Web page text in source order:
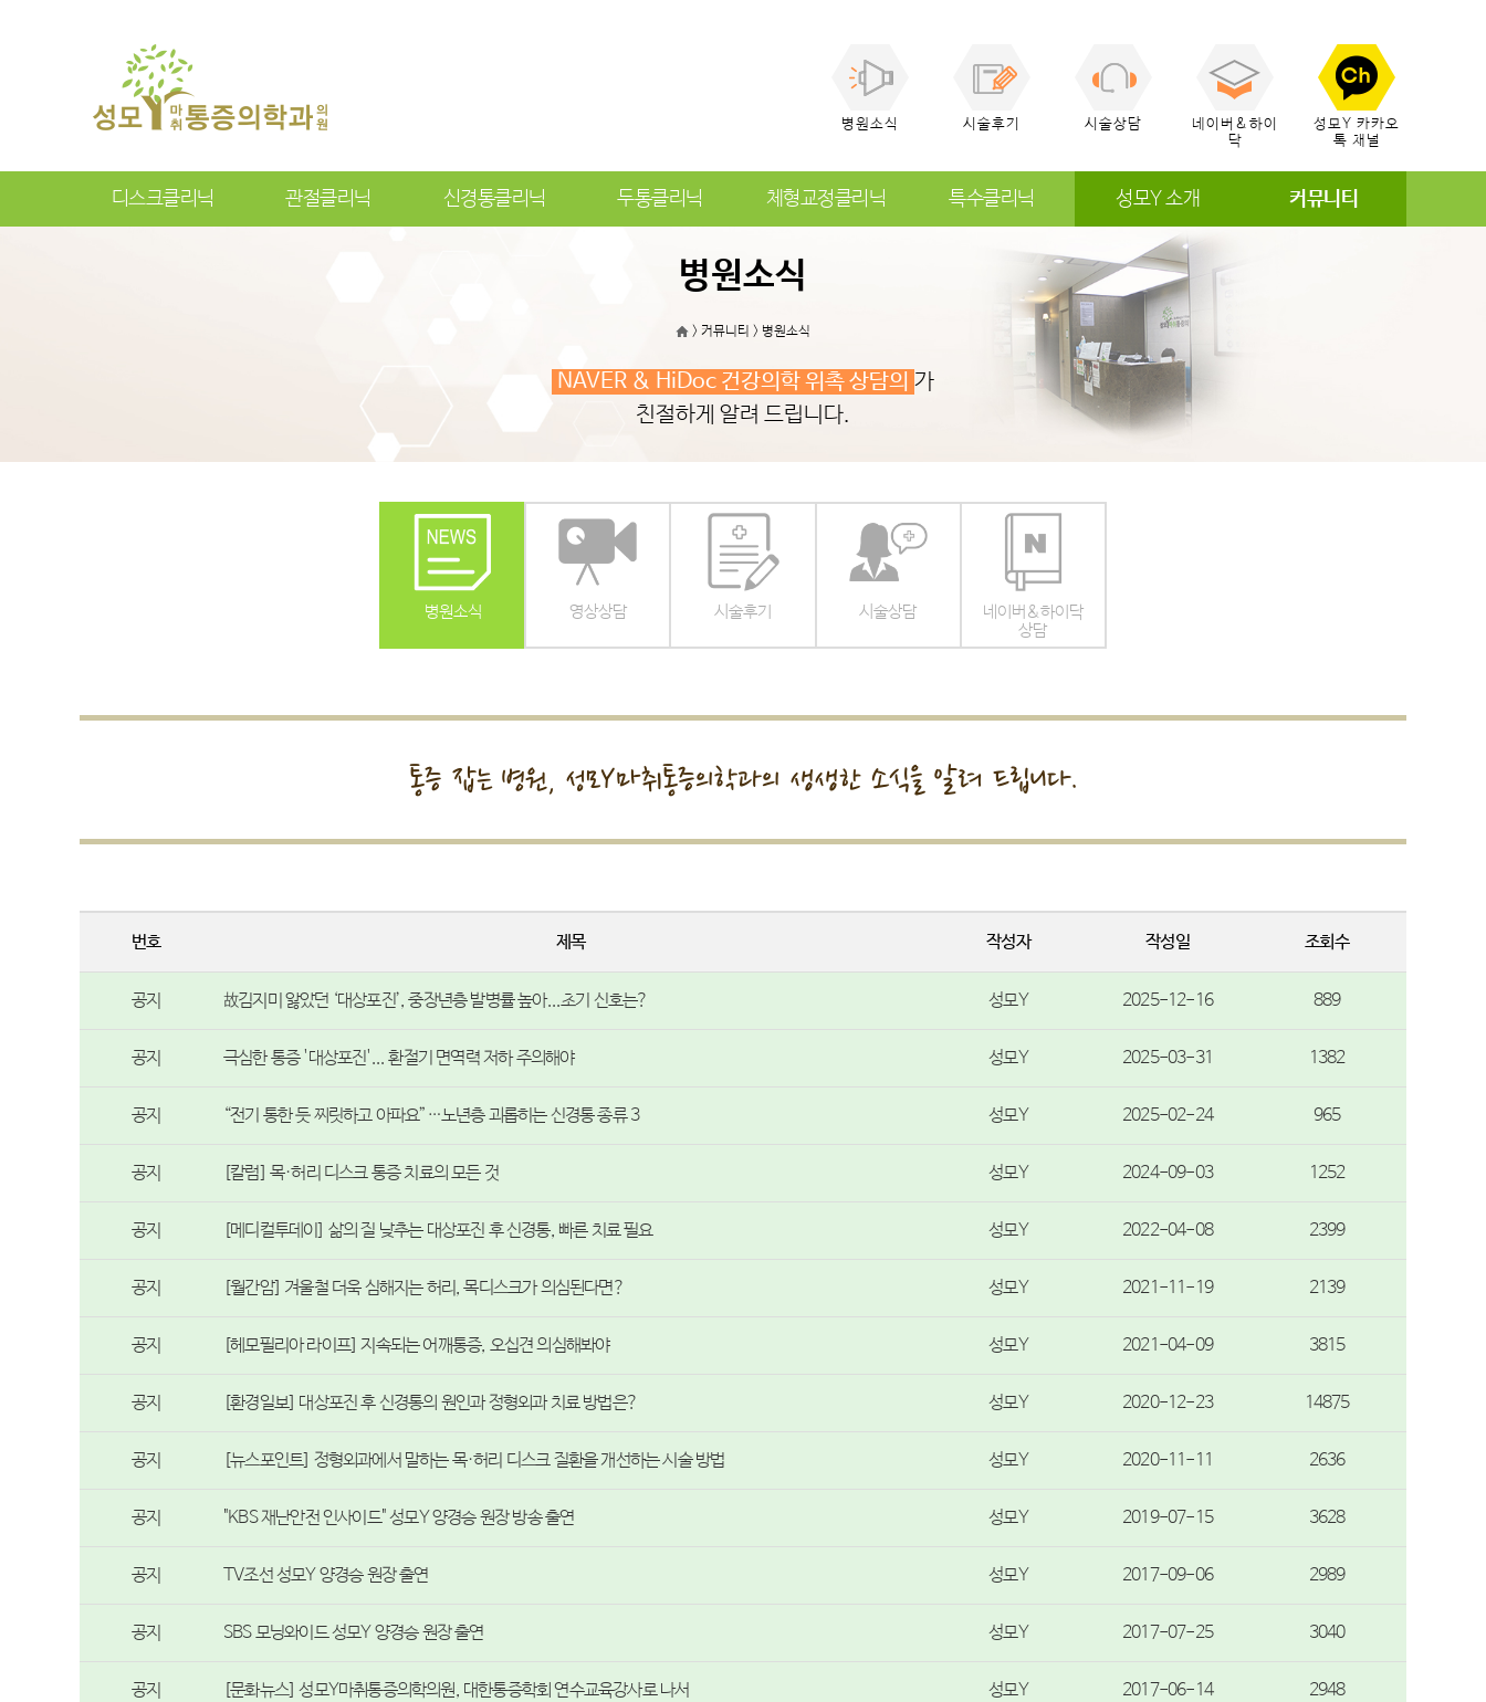
병원소식 시술후기 시술상담
네이버&하이
닥
성모Y 카카오
톡 채널
디스크클리닉 관절클리닉 신경통클리닉 두통클리닉 체형교정클리닉 특수클리닉 성모Y 소개 커뮤니티
병원소식
> 커뮤니티 > 병원소식
NAVER & HiDoc 건강의학 위촉 상담의 가
친절하게 알려 드립니다.
병원소식 영상상담 시술후기 시술상담
네이버&하이닥
상담
통증 잡는 병원, 성모Y마취통증의학과의 생생한 소식을 알려 드립니다.
번호 제목 작성자 작성일 조회수
공지 故김지미 앓았던 ‘대상포진’, 중장년층 발병률 높아...초기 신호는? 성모Y 2025-12-16 889
공지 극심한 통증 '대상포진'... 환절기 면역력 저하 주의해야 성모Y 2025-03-31 1382
공지 “전기 통한 듯 찌릿하고 아파요”…노년층 괴롭히는 신경통 종류 3 성모Y 2025-02-24 965
공지 [칼럼] 목·허리 디스크 통증 치료의 모든 것 성모Y 2024-09-03 1252
공지 [메디컬투데이] 삶의 질 낮추는 대상포진 후 신경통, 빠른 치료 필요 성모Y 2022-04-08 2399
공지 [월간암] 겨울철 더욱 심해지는 허리, 목디스크가 의심된다면? 성모Y 2021-11-19 2139
공지 [헤모필리아 라이프] 지속되는 어깨통증, 오십견 의심해봐야 성모Y 2021-04-09 3815
공지 [환경일보] 대상포진 후 신경통의 원인과 정형외과 치료 방법은? 성모Y 2020-12-23 14875
공지 [뉴스포인트] 정형외과에서 말하는 목·허리 디스크 질환을 개선하는 시술 방법 성모Y 2020-11-11 2636
공지 "KBS 재난안전 인사이드" 성모Y 양경승 원장 방송 출연 성모Y 2019-07-15 3628
공지 TV조선 성모Y 양경승 원장 출연 성모Y 2017-09-06 2989
공지 SBS 모닝와이드 성모Y 양경승 원장 출연 성모Y 2017-07-25 3040
공지 [문화뉴스] 성모Y마취통증의학의원, 대한통증학회 연수교육강사로 나서 성모Y 2017-06-14 2948